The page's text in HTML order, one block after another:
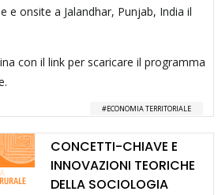
e onsite a Jalandhar, Punjab, India il
con il link per scaricare il programma
ECONOMIA TERRITORIALE
CONCETTI-CHIAVE E
INNOVAZIONI TEORICHE
DELLA SOCIOLOGIA